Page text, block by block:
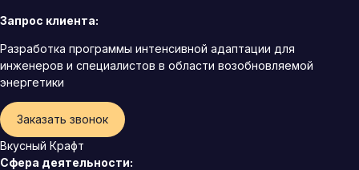
Запрос клиента:
Разработка программы интенсивной адаптации для
инженеров и специалистов в области возобновляемой
энергетики
Заказать звонок
Вкусный Крафт
Сфера деятельности: